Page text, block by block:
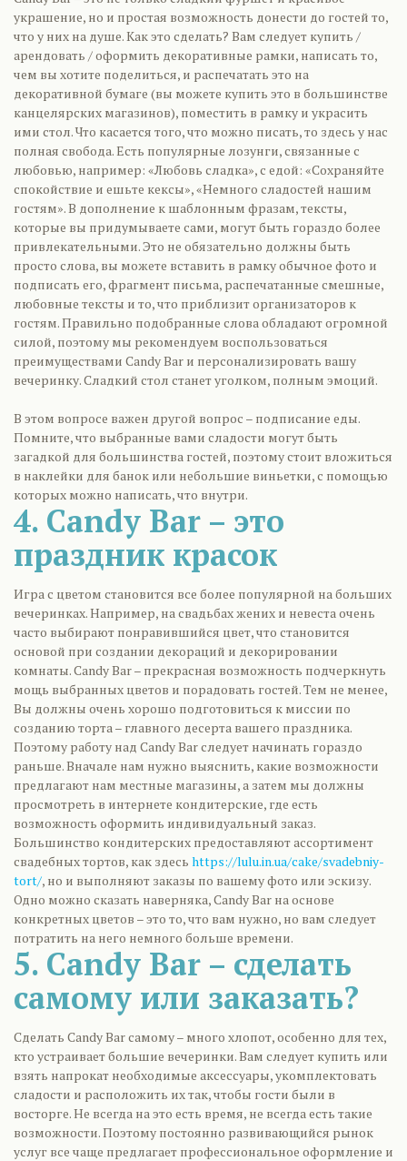
украшение, но и простая возможность донести до гостей то,
что у них на душе. Как это сделать? Вам следует купить /
арендовать / оформить декоративные рамки, написать то,
чем вы хотите поделиться, и распечатать это на
декоративной бумаге (вы можете купить это в большинстве
канцелярских магазинов), поместить в рамку и украсить
ими стол. Что касается того, что можно писать, то здесь у нас
полная свобода. Есть популярные лозунги, связанные с
любовью, например: «Любовь сладка», с едой: «Сохраняйте
спокойствие и ешьте кексы», «Немного сладостей нашим
гостям». В дополнение к шаблонным фразам, тексты,
которые вы придумываете сами, могут быть гораздо более
привлекательными. Это не обязательно должны быть
просто слова, вы можете вставить в рамку обычное фото и
подписать его, фрагмент письма, распечатанные смешные,
любовные тексты и то, что приблизит организаторов к
гостям. Правильно подобранные слова обладают огромной
силой, поэтому мы рекомендуем воспользоваться
преимуществами Candy Bar и персонализировать вашу
вечеринку. Сладкий стол станет уголком, полным эмоций.
В этом вопросе важен другой вопрос – подписание еды.
Помните, что выбранные вами сладости могут быть
загадкой для большинства гостей, поэтому стоит вложиться
в наклейки для банок или небольшие виньетки, с помощью
которых можно написать, что внутри.
4. Candy Bar – это
праздник красок
Игра с цветом становится все более популярной на больших
вечеринках. Например, на свадьбах жених и невеста очень
часто выбирают понравившийся цвет, что становится
основой при создании декораций и декорировании
комнаты. Candy Bar – прекрасная возможность подчеркнуть
мощь выбранных цветов и порадовать гостей. Тем не менее,
Вы должны очень хорошо подготовиться к миссии по
созданию торта – главного десерта вашего праздника.
Поэтому работу над Candy Bar следует начинать гораздо
раньше. Вначале нам нужно выяснить, какие возможности
предлагают нам местные магазины, а затем мы должны
просмотреть в интернете кондитерские, где есть
возможность оформить индивидуальный заказ.
Большинство кондитерских предоставляют ассортимент
свадебных тортов, как здесь https://lulu.in.ua/cake/svadebniy-
tort/, но и выполняют заказы по вашему фото или эскизу.
Одно можно сказать наверняка, Candy Bar на основе
конкретных цветов – это то, что вам нужно, но вам следует
потратить на него немного больше времени.
5. Candy Bar – сделать
самому или заказать?
Сделать Candy Bar самому – много хлопот, особенно для тех,
кто устраивает большие вечеринки. Вам следует купить или
взять напрокат необходимые аксессуары, укомплектовать
сладости и расположить их так, чтобы гости были в
восторге. Не всегда на это есть время, не всегда есть такие
возможности. Поэтому постоянно развивающийся рынок
услуг все чаще предлагает профессиональное оформление и